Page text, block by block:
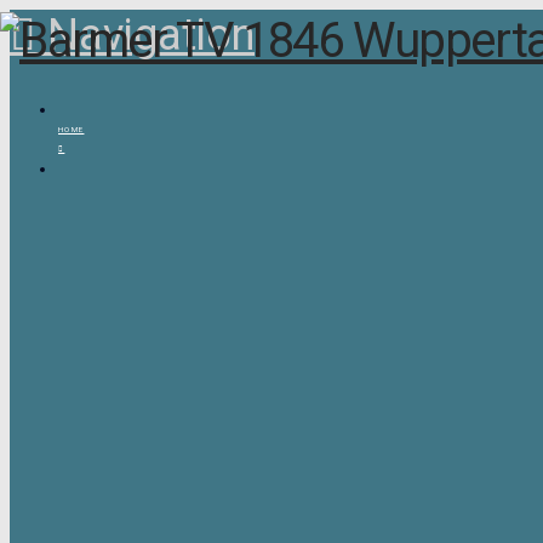
Navigation
HOME